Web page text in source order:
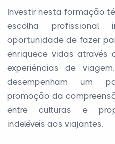
Investir nesta formação
escolha profissional
oportunidade de fazer
enriquece vidas através
experiências de
desempenham um
promoção da
entre culturas e
indeléveis aos viajantes.